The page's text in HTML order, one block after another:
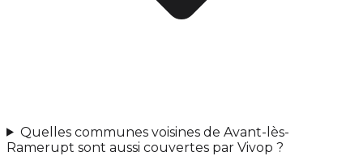
Quelles communes voisines de Avant-lès-
Ramerupt sont aussi couvertes par Vivop ?